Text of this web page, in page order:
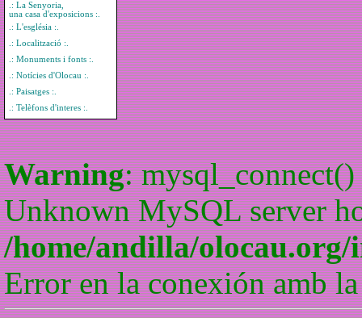
.: La Senyoria,
una casa d'exposicions :.
.: L'església :.
.: Localització :.
.: Monuments i fonts :.
.: Notícies d'Olocau :.
.: Paisatges :.
.: Telèfons d'interes :.
Warning:
Unknown MySQL server
/home/andilla/olocau.org/
Error en la conexión amb